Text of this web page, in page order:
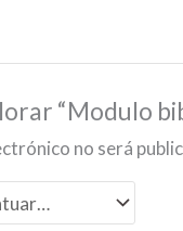
“Modulo
no será